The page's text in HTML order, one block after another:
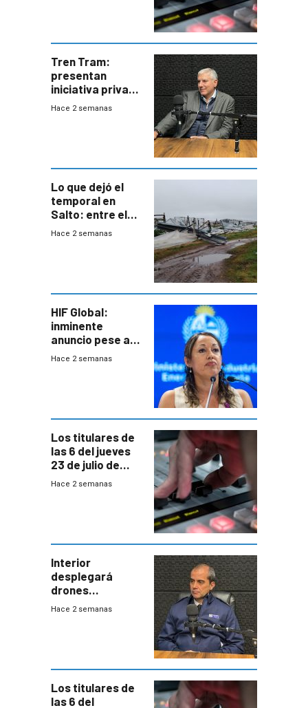
Tren Tram:
presentan
iniciativa privada
para una red de
Hace 2 semanas
Lo que dejó el
temporal en
Salto: entre el
impacto
Hace 2 semanas
HIF Global:
inminente
anuncio pese a
declaración de
gobierno
Hace 2 semanas
Los titulares de
las 6 del jueves
23 de julio de
2026
Hace 2 semanas
Interior
desplegará
drones
autónomos para
Hace 2 semanas
Los titulares de
las 6 del